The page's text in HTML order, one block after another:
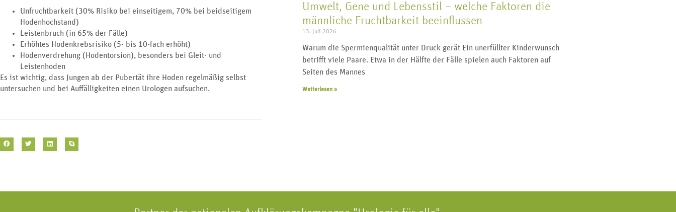
Unfruchtbarkeit (30% Risiko bei einseitigem, 70% bei beidseitigem
Hodenhochstand)
Leistenbruch (in 65% der Fälle)
Erhöhtes Hodenkrebsrisiko (5- bis 10-fach erhöht)
Hodenverdrehung (Hodentorsion), besonders bei Gleit- und
Leistenhoden
Es ist wichtig, dass Jungen ab der Pubertät ihre Hoden regelmäßig selbst
untersuchen und bei Auffälligkeiten einen Urologen aufsuchen.
Umwelt, Gene und Lebensstil – welche Faktoren die
männliche Fruchtbarkeit beeinflussen
13. Juli 2026
Warum die Spermienqualität unter Druck gerät Ein unerfüllter Kinderwunsch
betrifft viele Paare. Etwa in der Hälfte der Fälle spielen auch Faktoren auf
Seiten des Mannes
Weiterlesen »